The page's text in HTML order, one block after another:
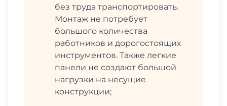
без труда транспортировать.
Монтаж не потребует
большого количества
работников и дорогостоящих
инструментов. Также легкие
панели не создают большой
нагрузки на несущие
конструкции;